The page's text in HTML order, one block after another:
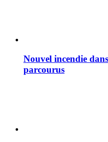
Nouvel incendie
parcourus